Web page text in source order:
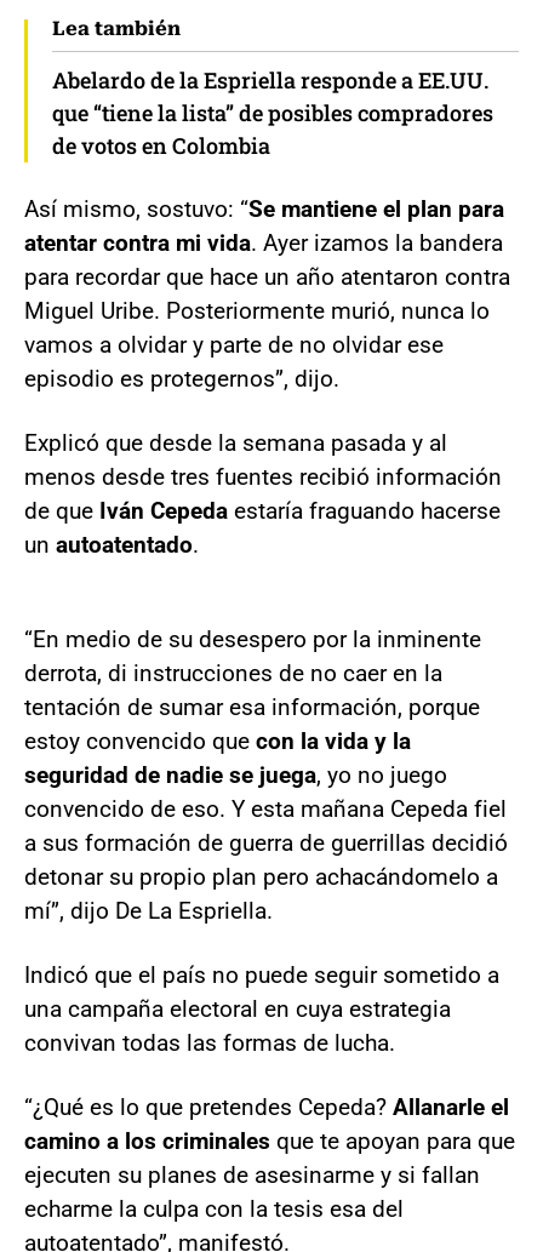
Lea también
Abelardo de la Espriella responde a EE.UU.
que “tiene la lista” de posibles compradores
de votos en Colombia
Así mismo, sostuvo: “Se mantiene el plan para
atentar contra mi vida. Ayer izamos la bandera
para recordar que hace un año atentaron contra
Miguel Uribe. Posteriormente murió, nunca lo
vamos a olvidar y parte de no olvidar ese
episodio es protegernos”, dijo.
Explicó que desde la semana pasada y al
menos desde tres fuentes recibió información
de que Iván Cepeda estaría fraguando hacerse
un autoatentado.
“En medio de su desespero por la inminente
derrota, di instrucciones de no caer en la
tentación de sumar esa información, porque
estoy convencido que con la vida y la
seguridad de nadie se juega, yo no juego
convencido de eso. Y esta mañana Cepeda fiel
a sus formación de guerra de guerrillas decidió
detonar su propio plan pero achacándomelo a
mí”, dijo De La Espriella.
Indicó que el país no puede seguir sometido a
una campaña electoral en cuya estrategia
convivan todas las formas de lucha.
“¿Qué es lo que pretendes Cepeda? Allanarle el
camino a los criminales que te apoyan para que
ejecuten su planes de asesinarme y si fallan
echarme la culpa con la tesis esa del
autoatentado”, manifestó.